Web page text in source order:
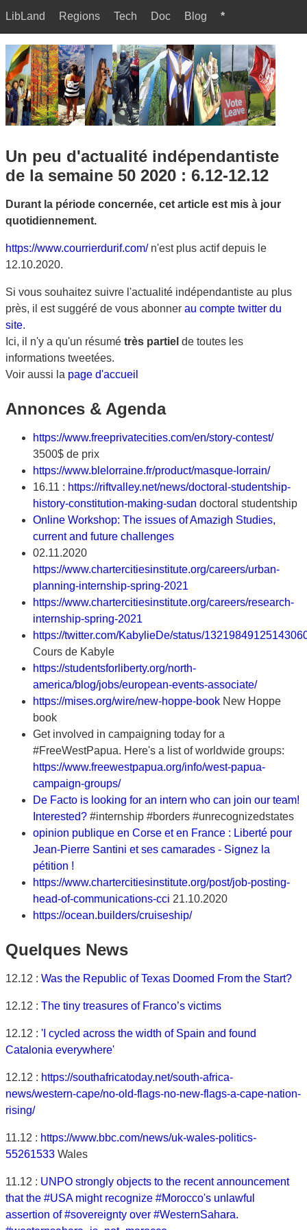
LibLand Regions Tech Doc Blog *
Un peu d'actualité indépendantiste
de la semaine 50 2020 : 6.12-12.12
Durant la période concernée, cet article est mis à jour
quotidiennement.
https://www.courrierdurif.com/n'est plus actif depuis le
12.10.2020.
Si vous souhaitez suivre l'actualité indépendantiste au plus
près, il est suggéré de vous abonner au compte twitter du
site.
Ici, il n'y a qu'un résumé très partiel de toutes les
informations tweetées.
Voir aussi la page d'accueil
Annonces & Agenda
https://www.freeprivatecities.com/en/story-contest/
3500$ de prix
https://www.blelorraine.fr/product/masque-lorrain/
16.11 : https://riftvalley.net/news/doctoral-studentship-
history-constitution-making-sudan doctoral studentship
Online Workshop: The issues of Amazigh Studies,
current and future challenges
02.11.2020
https://www.chartercitiesinstitute.org/careers/urban-
planning-internship-spring-2021
https://www.chartercitiesinstitute.org/careers/research-
internship-spring-2021
https://twitter.com/KabylieDe/status/
Cours de Kabyle
https://studentsforliberty.org/north-
america/blog/jobs/european-events-associate/
https://mises.org/wire/new-hoppe-book New Hoppe
book
Get involved in campaigning today for a
#FreeWestPapua. Here's a list of worldwide groups:
https://www.freewestpapua.org/info/west-papua-
campaign-groups/
De Facto is looking for an intern who can join our team!
Interested? #internship #borders #unrecognizedstates
opinion publique en Corse et en France : Liberté pour
Jean-Pierre Santini et ses camarades - Signez la
pétition !
https://www.chartercitiesinstitute.org/post/job-posting-
head-of-communications-cci 21.10.2020
https://ocean.builders/cruiseship/
Quelques News
12.12 : Was the Republic of Texas Doomed From the Start?
12.12 : The tiny treasures of Franco’s victims
12.12 : 'I cycled across the width of Spain and found
Catalonia everywhere'
12.12 : https://southafricatoday.net/south-africa-
news/western-cape/no-old-flags-no-new-flags-a-cape-nation-
rising/
11.12 : https://www.bbc.com/news/uk-wales-politics-
55261533 Wales
11.12 : UNPO strongly objects to the recent announcement
that the #USA might recognize #Morocco's unlawful
assertion of #sovereignty over #WesternSahara.